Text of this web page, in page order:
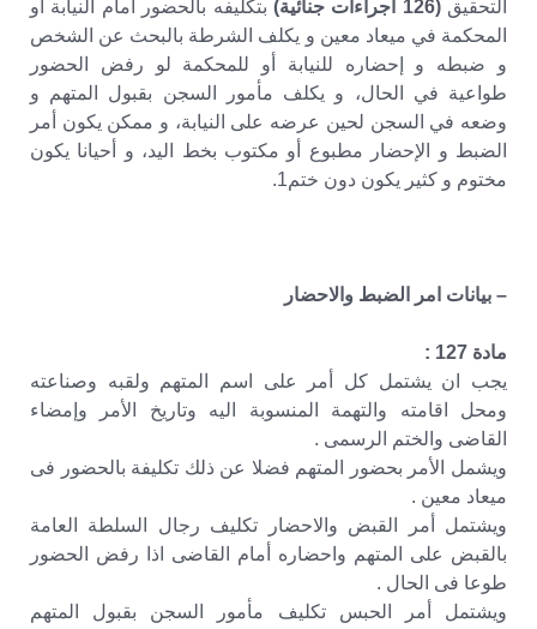
التحقيق(126 اجراءات جنائية)
بتكليفه بالحضور أمام النيابة أو
المحكمة في ميعاد معين و يكلف الشرطة بالبحث عن الشخص
و ضبطه و إحضاره للنيابة أو للمحكمة لو رفض الحضور
طواعية في الحال، و يكلف مأمور السجن بقبول المتهم و
وضعه في السجن لحين عرضه على النيابة، و ممكن يكون أمر
الضبط و الإحضار مطبوع أو مكتوب بخط اليد، و أحيانا يكون
مختوم و كثير يكون دون ختم1.
– بيانات امر الضبط والاحضار
مادة 127 :
يجب ان يشتمل كل أمر على اسم المتهم ولقبه وصناعته
ومحل اقامته والتهمة المنسوبة اليه وتاريخ الأمر وإمضاء
القاضى والختم الرسمى .
ويشمل الأمر بحضور المتهم فضلا عن ذلك تكليفة بالحضور فى
ميعاد معين .
ويشتمل أمر القبض والاحضار تكليف رجال السلطة العامة
بالقبض على المتهم واحضاره أمام القاضى اذا رفض الحضور
طوعا فى الحال .
ويشتمل أمر الحبس تكليف مأمور السجن بقبول المتهم